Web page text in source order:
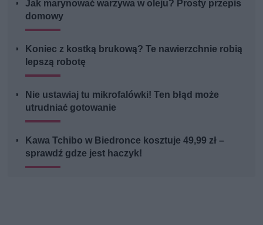
Jak marynować warzywa w oleju? Prosty przepis
domowy
Koniec z kostką brukową? Te nawierzchnie robią
lepszą robotę
Nie ustawiaj tu mikrofalówki! Ten błąd może
utrudniać gotowanie
Kawa Tchibo w Biedronce kosztuje 49,99 zł –
sprawdź gdze jest haczyk!